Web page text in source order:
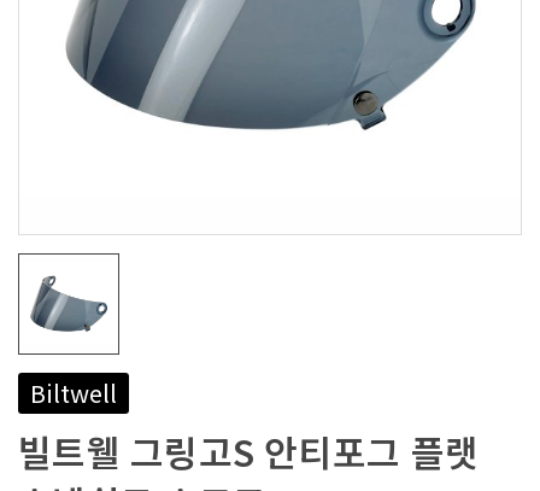
Biltwell
빌트웰 그링고S 안티포그 플랫